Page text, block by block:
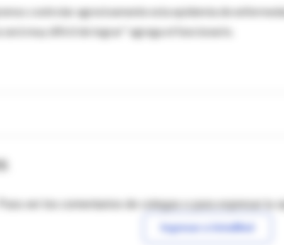
controlar agresivamente esta epidemia de
será muy difícil de lograr" agrega el funcionario.
Para ver los comentarios de colegas o para expresar tu
Ingresar a IntraMed